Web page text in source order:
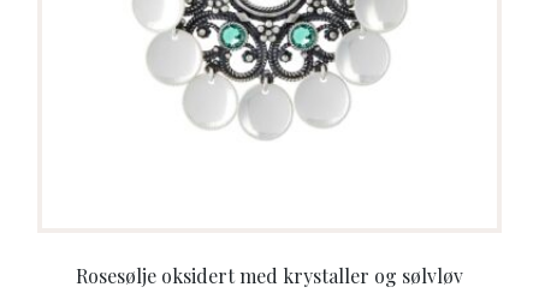
Rosesølje oksidert med krystaller og sølvløv